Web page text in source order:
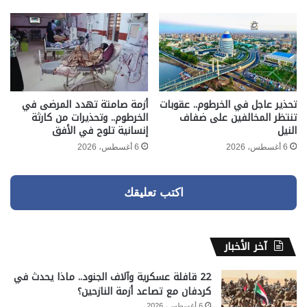
تحذير عاجل في الخرطوم.. عقوبات
تنتظر المخالفين على ضفاف
النيل
6 أغسطس، 2026
أزمة صامتة تهدد المرضى في
الخرطوم.. وتحذيرات من كارثة
إنسانية تلوح في الأفق
6 أغسطس، 2026
اكتب تعليقك
آخر الأخبار
22 قافلة عسكرية وآلاف الجنود.. ماذا يحدث في
كردفان مع تصاعد أزمة النازحين؟